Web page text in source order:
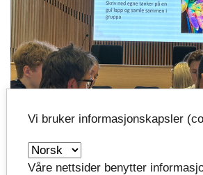
Vi bruker informasjonskapsler
Våre nettsider benytter